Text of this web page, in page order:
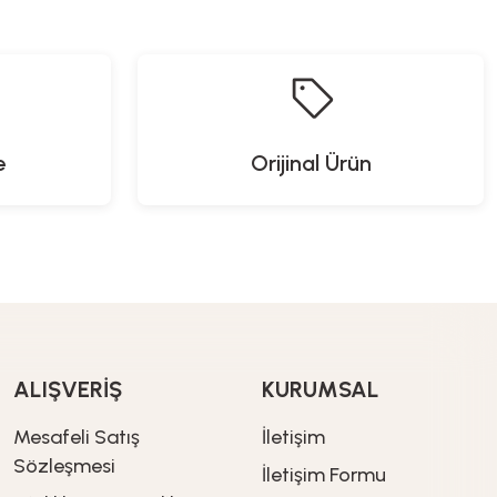
Glass In Love
Yivli Desen Cam Bardak Seti - 3M300153
Orijinal Ürün
ALIŞVERİŞ
Mesafeli Satış
Sözleşmesi
KURUMSAL
İletişim
İletişim Formu